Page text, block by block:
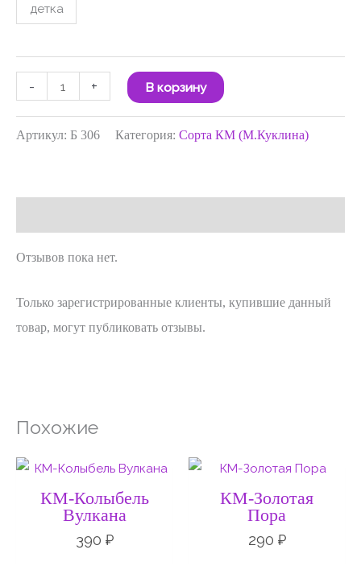
детка
- + В корзину
Артикул: Б 306 Категория: Сорта КМ (М.Куклина)
Отзывов пока нет.
Только зарегистрированные клиенты, купившие данный
товар, могут публиковать отзывы.
Похожие
КМ-Колыбель
Вулкана
390 ₽
КМ-Золотая
Пора
290 ₽